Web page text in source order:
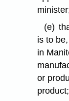
(e)
is to
in
or